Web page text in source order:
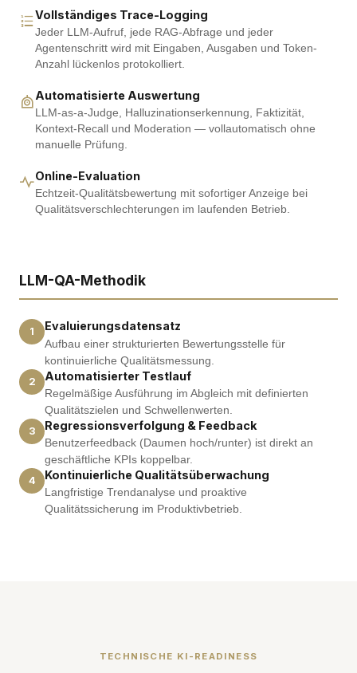
Vollständiges Trace-Logging
Jeder LLM-Aufruf, jede RAG-Abfrage und jeder
Agentenschritt wird mit Eingaben, Ausgaben und Token-
Anzahl lückenlos protokolliert.
Automatisierte Auswertung
LLM-as-a-Judge, Halluzinationserkennung, Faktizität,
Kontext-Recall und Moderation — vollautomatisch ohne
manuelle Prüfung.
Online-Evaluation
Echtzeit-Qualitätsbewertung mit sofortiger Anzeige bei
Qualitätsverschlechterungen im laufenden Betrieb.
LLM-QA-Methodik
1 Evaluierungsdatensatz
Aufbau einer strukturierten Bewertungsstelle für
kontinuierliche Qualitätsmessung.
2
Automatisierter Testlauf
Regelmäßige Ausführung im Abgleich mit definierten
Qualitätszielen und Schwellenwerten.
3
Regressionsverfolgung & Feedback
Benutzerfeedback (Daumen hoch/runter) ist direkt an
geschäftliche KPIs koppelbar.
4
Kontinuierliche Qualitätsüberwachung
Langfristige Trendanalyse und proaktive
Qualitätssicherung im Produktivbetrieb.
TECHNISCHE KI-READINESS